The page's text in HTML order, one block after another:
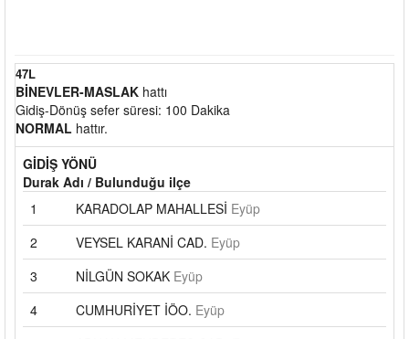
47L
BİNEVLER-MASLAK hattı
Gidiş-Dönüş sefer süresi: 100 Dakika
NORMAL hattır.
GİDİŞ YÖNÜ
Durak Adı / Bulunduğu ilçe
1
KARADOLAP MAHALLESİ Eyüp
2
VEYSEL KARANİ CAD. Eyüp
3
NİLGÜN SOKAK Eyüp
4
CUMHURİYET İÖO. Eyüp